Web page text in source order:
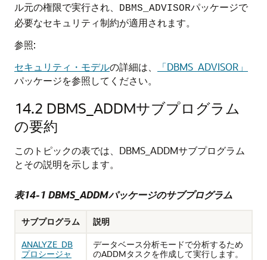
ル元の権限で実行され、
DBMS_ADVISORパッケージで
必要なセキュリティ制約が適用されます。
参照:
セキュリティ・モデルの詳細は、
「DBMS_ADVISOR」
パッケージを参照してください。
14.2 DBMS_ADDMサブプログラム
の要約
このトピックの表では、DBMS_ADDMサブプログラム
とその説明を示します。
表14-1 DBMS_ADDMパッケージのサブプログラム
サブプログラム
説明
ANALYZE_DB
プロシージャ
データベース分析モードで分析するため
のADDMタスクを作成して実行します。